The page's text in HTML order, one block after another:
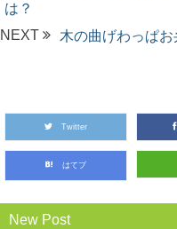
は？
NEXT
木の曲げわっぱ
Twitter
はてブ
New Post